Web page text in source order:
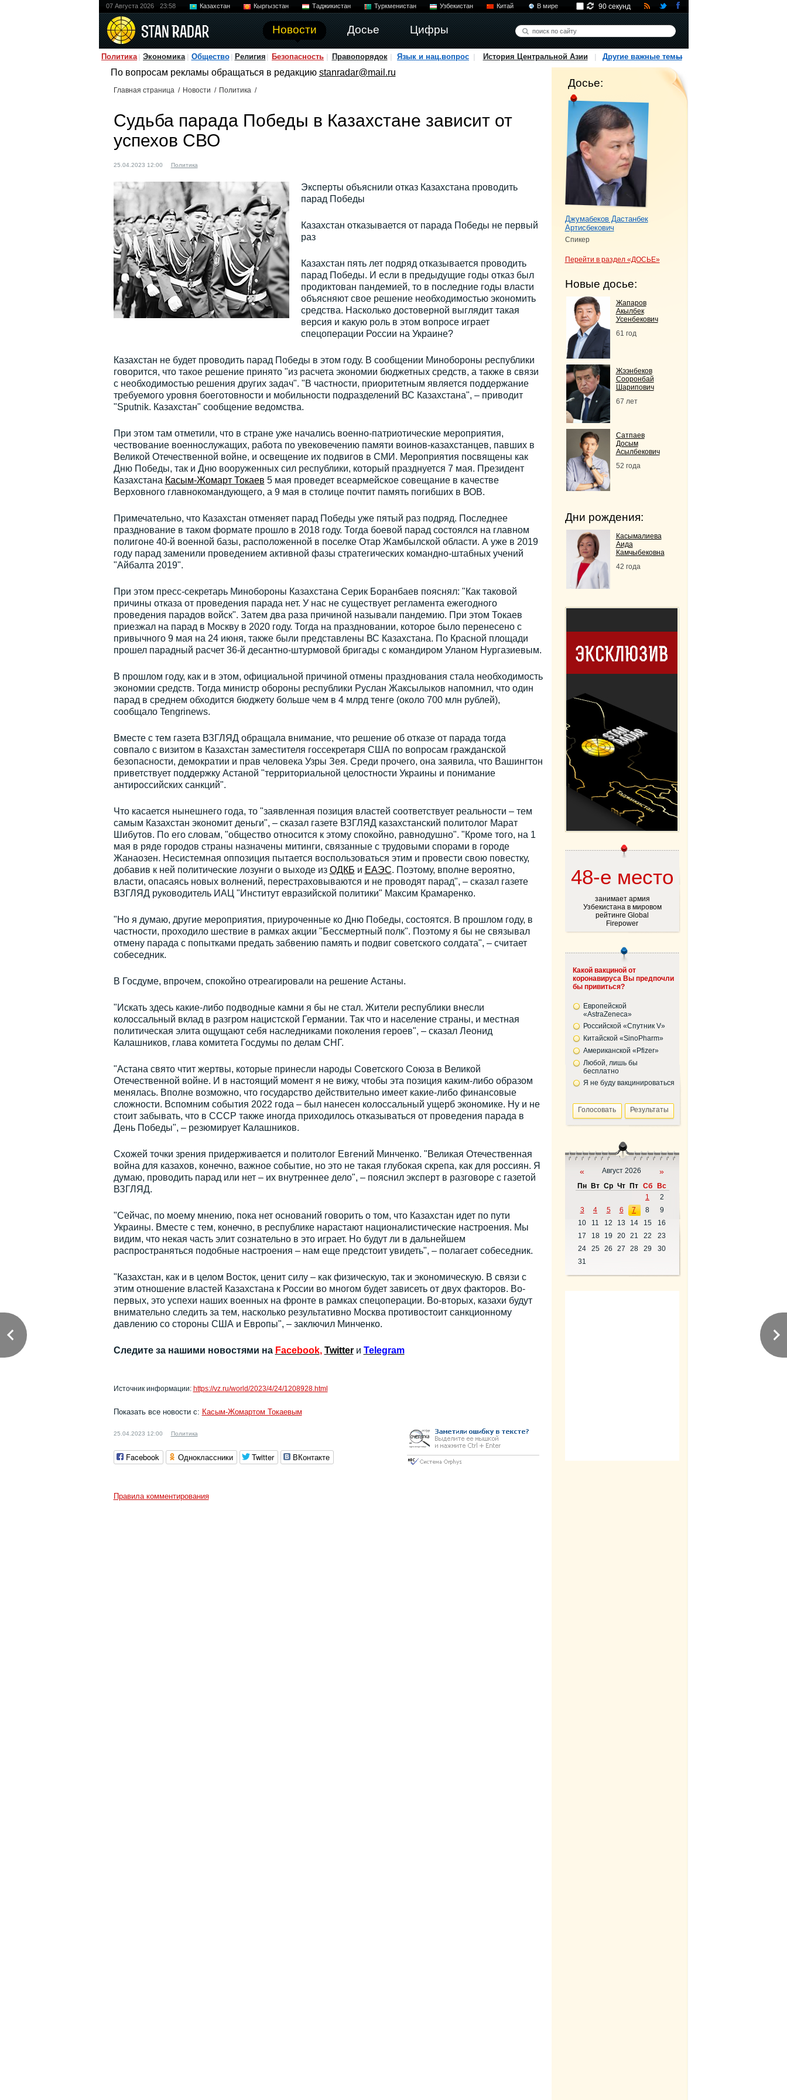
07 Августа 2026 23:58 Казахстан Кыргызстан Таджикистан Туркменистан Узбекистан Китай В мире
Новости Досье Цифры
90 секунд
Политика Экономика Общество Религия Безопасность Правопорядок Язык и нац.вопрос История Центральной Азии Другие важные темы
По вопросам рекламы обращаться в редакцию stanradar@mail.ru
Главная страница / Новости / Политика /
Судьба парада Победы в Казахстане зависит от
успехов СВО
25.04.2023 12:00 Политика
Эксперты объяснили отказ Казахстана проводить
парад Победы
Казахстан отказывается от парада Победы не первый
раз
Казахстан пять лет подряд отказывается проводить
парад Победы. И если в предыдущие годы отказ был
продиктован пандемией, то в последние годы власти
объясняют свое решение необходимостью экономить
средства. Насколько достоверной выглядит такая
версия и какую роль в этом вопросе играет
спецоперации России на Украине?
Казахстан не будет проводить парад Победы в этом году. В сообщении Минобороны республики
говорится, что такое решение принято "из расчета экономии бюджетных средств, а также в связи
с необходимостью решения других задач". "В частности, приоритетным является поддержание
требуемого уровня боеготовности и мобильности подразделений ВС Казахстана", – приводит
"Sputnik. Казахстан" сообщение ведомства.
При этом там отметили, что в стране уже начались военно-патриотические мероприятия,
чествование военнослужащих, работа по увековечению памяти воинов-казахстанцев, павших в
Великой Отечественной войне, и освещение их подвигов в СМИ. Мероприятия посвящены как
Дню Победы, так и Дню вооруженных сил республики, который празднуется 7 мая. Президент
Казахстана Касым-Жомарт Токаев 5 мая проведет всеармейское совещание в качестве
Верховного главнокомандующего, а 9 мая в столице почтит память погибших в ВОВ.
Примечательно, что Казахстан отменяет парад Победы уже пятый раз подряд. Последнее
празднование в таком формате прошло в 2018 году. Тогда боевой парад состоялся на главном
полигоне 40-й военной базы, расположенной в поселке Отар Жамбылской области. А уже в 2019
году парад заменили проведением активной фазы стратегических командно-штабных учений
"Айбалта 2019".
При этом пресс-секретарь Минобороны Казахстана Серик Боранбаев пояснял: "Как таковой
причины отказа от проведения парада нет. У нас не существует регламента ежегодного
проведения парадов войск". Затем два раза причиной называли пандемию. При этом Токаев
приезжал на парад в Москву в 2020 году. Тогда на праздновании, которое было перенесено с
привычного 9 мая на 24 июня, также были представлены ВС Казахстана. По Красной площади
прошел парадный расчет 36-й десантно-штурмовой бригады с командиром Уланом Нургазиевым.
В прошлом году, как и в этом, официальной причиной отмены празднования стала необходимость
экономии средств. Тогда министр обороны республики Руслан Жаксылыков напомнил, что один
парад в среднем обходится бюджету больше чем в 4 млрд тенге (около 700 млн рублей),
сообщало Tengrinews.
Вместе с тем газета ВЗГЛЯД обращала внимание, что решение об отказе от парада тогда
совпало с визитом в Казахстан заместителя госсекретаря США по вопросам гражданской
безопасности, демократии и прав человека Узры Зея. Среди прочего, она заявила, что Вашингтон
приветствует поддержку Астаной "территориальной целостности Украины и понимание
антироссийских санкций".
Что касается нынешнего года, то "заявленная позиция властей соответствует реальности – тем
самым Казахстан экономит деньги", – сказал газете ВЗГЛЯД казахстанский политолог Марат
Шибутов. По его словам, "общество относится к этому спокойно, равнодушно". "Кроме того, на 1
мая в ряде городов страны назначены митинги, связанные с трудовыми спорами в городе
Жанаозен. Несистемная оппозиция пытается воспользоваться этим и провести свою повестку,
добавив к ней политические лозунги о выходе из ОДКБ и ЕАЭС. Поэтому, вполне вероятно,
власти, опасаясь новых волнений, перестраховываются и не проводят парад", – сказал газете
ВЗГЛЯД руководитель ИАЦ "Институт евразийской политики" Максим Крамаренко.
"Но я думаю, другие мероприятия, приуроченные ко Дню Победы, состоятся. В прошлом году, в
частности, проходило шествие в рамках акции "Бессмертный полк". Поэтому я бы не связывал
отмену парада с попытками предать забвению память и подвиг советского солдата", – считает
собеседник.
В Госдуме, впрочем, спокойно отреагировали на решение Астаны.
"Искать здесь какие-либо подводные камни я бы не стал. Жители республики внесли
колоссальный вклад в разгром нацистской Германии. Так что и население страны, и местная
политическая элита ощущают себя наследниками поколения героев", – сказал Леонид
Калашников, глава комитета Госдумы по делам СНГ.
"Астана свято чтит жертвы, которые принесли народы Советского Союза в Великой
Отечественной войне. И в настоящий момент я не вижу, чтобы эта позиция каким-либо образом
менялась. Вполне возможно, что государство действительно имеет какие-либо финансовые
сложности. Вспомним события 2022 года – был нанесен колоссальный ущерб экономике. Ну и не
стоит забывать, что в СССР также иногда приходилось отказываться от проведения парада в
День Победы", – резюмирует Калашников.
Схожей точки зрения придерживается и политолог Евгений Минченко. "Великая Отечественная
война для казахов, конечно, важное событие, но это не такая глубокая скрепа, как для россиян. Я
думаю, проводить парад или нет – их внутреннее дело", – пояснил эксперт в разговоре с газетой
ВЗГЛЯД.
"Сейчас, по моему мнению, пока нет оснований говорить о том, что Казахстан идет по пути
Украины. Вместе с тем, конечно, в республике нарастают националистические настроения. Мы
видим, что некая часть элит сознательно в это играет. Но будут ли в дальнейшем
распространяться подобные настроения – нам еще предстоит увидеть", – полагает собеседник.
"Казахстан, как и в целом Восток, ценит силу – как физическую, так и экономическую. В связи с
этим отношение властей Казахстана к России во многом будет зависеть от двух факторов. Во-
первых, это успехи наших военных на фронте в рамках спецоперации. Во-вторых, казахи будут
внимательно следить за тем, насколько результативно Москва противостоит санкционному
давлению со стороны США и Европы", – заключил Минченко.
Следите за нашими новостями на Facebook, Twitter и Telegram
Источник информации: https://vz.ru/world/2023/4/24/1208928.html
Показать все новости с: Касым-Жомартом Токаевым
25.04.2023 12:00 Политика
Facebook Одноклассники Twitter ВКонтакте
Правила комментирования
Досье:
Джумабеков Дастанбек
Артисбекович
Спикер
Перейти в раздел «ДОСЬЕ»
Новые досье:
Жапаров
Акылбек
Усенбекович
61 год
Жээнбеков
Сооронбай
Шарипович
67 лет
Сатпаев
Досым
Асылбекович
52 года
Дни рождения:
Касымалиева
Аида
Камчыбековна
42 года
48-е место
занимает армия
Узбекистана в мировом
рейтинге Global
Firepower
Какой вакциной от
коронавируса Вы предпочли
бы привиться?
Европейской
«AstraZeneca»
Российской «Спутник V»
Китайской «SinoPharm»
Американской «Pfizer»
Любой, лишь бы
бесплатно
Я не буду вакцинироваться
« Август 2026 »
Пн Вт Ср Чт Пт Сб
Вс
1
2
3
4 5 6 7 8
9
10
11 12 13 14 15
16
17
18 19 20 21 22
23
24
25 26 27 28 29
30
31